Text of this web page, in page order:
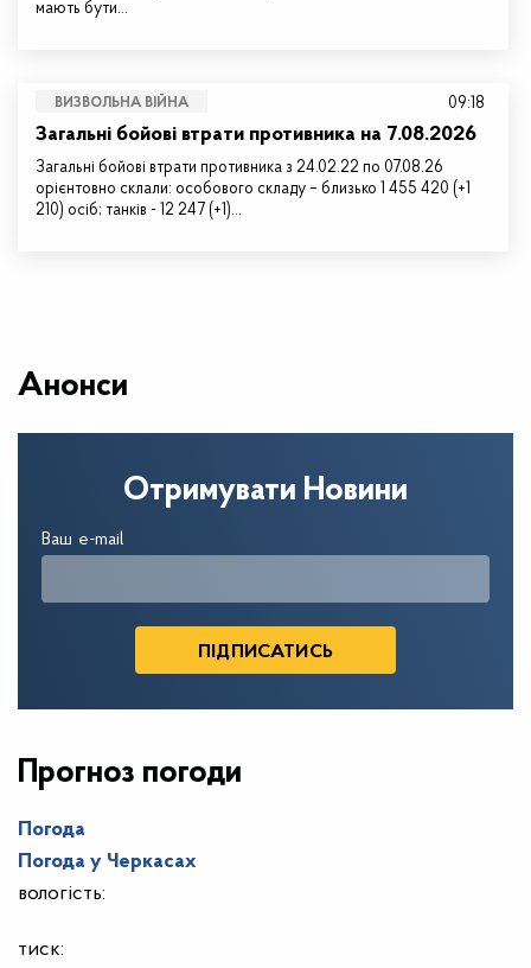
мають бути…
ВИЗВОЛЬНА ВІЙНА
Загальні бойові втрати противника на 7.08.2026
Загальні бойові втрати противника з 24.02.22 по 07.08.26
орієнтовно склали: особового складу – близько 1 455 420 (+1
210) осіб; танків - 12 247 (+1)…
09:18
Анонси
Отримувати Новини
Ваш e-mail
Прогноз погоди
Погода
Погода у Черкасах
вологість:
тиск: